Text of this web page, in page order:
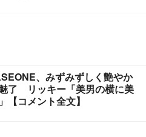
、みずみずしく艶やか
了 リッキー「美男の横に美
【コメント全文】